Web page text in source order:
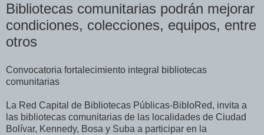
Bibliotecas comunitarias podrán mejorar
condiciones, colecciones, equipos, entre
otros
Convocatoria fortalecimiento integral bibliotecas
comunitarias
La Red Capital de Bibliotecas Públicas-BibloRed, invita a
las bibliotecas comunitarias de las localidades de Ciudad
Bolívar, Kennedy, Bosa y Suba a participar en la